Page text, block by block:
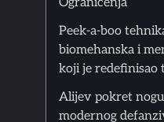
Ograničenja
Peek-a-boo
biomehanska i
koji je redefinisao
Alijev pokret
modernog